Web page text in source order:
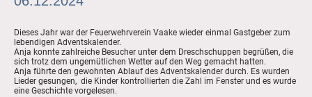
Dieses Jahr war der Feuerwehrverein Vaake wieder einmal Gastgeber zum
lebendigen Adventskalender.
Anja konnte zahlreiche Besucher unter dem Dreschschuppen begrüßen, die
sich trotz dem ungemütlichen Wetter auf den Weg gemacht hatten.
Anja führte den gewohnten Ablauf des Adventskalender durch. Es wurden
Lieder gesungen, die Kinder kontrollierten die Zahl im Fenster und es wurde
eine Geschichte vorgelesen.